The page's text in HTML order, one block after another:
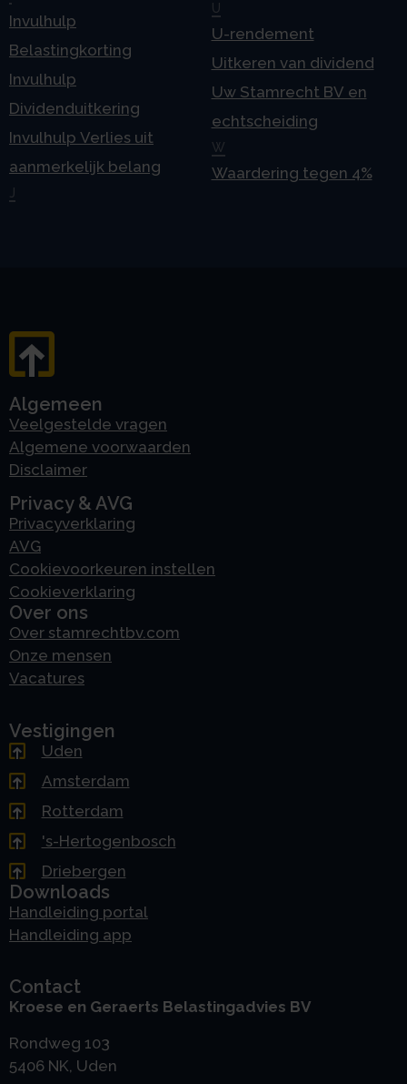
Invulhulp
Belastingkorting
Invulhulp
Dividenduitkering
Invulhulp Verlies uit
aanmerkelijk belang
U
U-rendement
Uitkeren van dividend
Uw Stamrecht BV en
echtscheiding
W
Waardering tegen 4%
Algemeen
Veelgestelde vragen
Algemene voorwaarden
Disclaimer
Privacy & AVG
Privacyverklaring
AVG
Cookievoorkeuren instellen
Cookieverklaring
Over ons
Over stamrechtbv.com
Onze mensen
Vacatures
Vestigingen
Uden
Amsterdam
Rotterdam
's-Hertogenbosch
Driebergen
Downloads
Handleiding portal
Handleiding app
Contact
Kroese en Geraerts Belastingadvies BV
Rondweg 103
5406 NK, Uden